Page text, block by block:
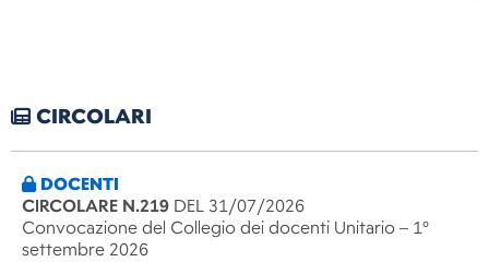
CIRCOLARI
DOCENTI
CIRCOLARE N.219 DEL 31/07/2026
Convocazione del Collegio dei docenti Unitario – 1°
settembre 2026